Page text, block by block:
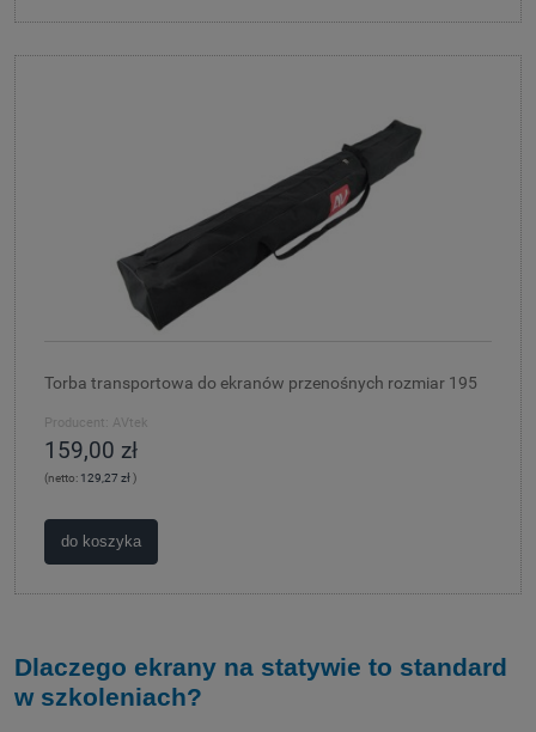
Torba transportowa do ekranów przenośnych rozmiar 195
Producent: AVtek
159,00 zł
(netto: 129,27 zł )
do koszyka
Dlaczego ekrany na statywie to standard
w szkoleniach?